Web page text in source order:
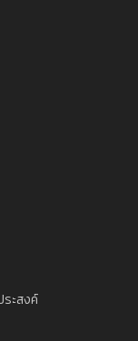
ระสงค์